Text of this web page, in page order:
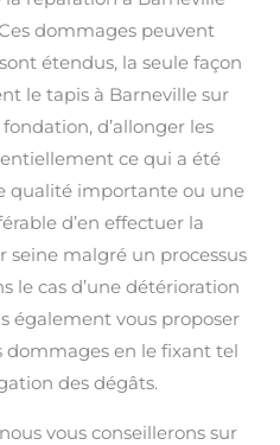
dommages peuvent
étendus, la seule façon
le tapis à Barneville sur
d’allonger les
ce qui a été
qualité importante ou une
d’en effectuer la
seine malgré un processus
le cas d’une détérioration
également vous proposer
en le fixant tel
des dégâts.
vous conseillerons sur